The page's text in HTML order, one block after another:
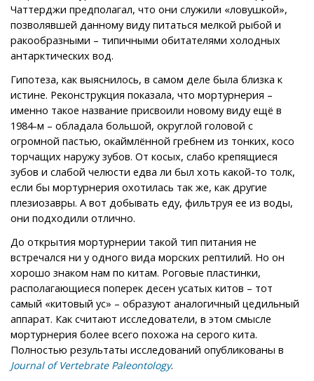
Чаттерджи предполагал, что они служили «ловушкой»,
позволявшей данному виду питаться мелкой рыбой и
ракообразными – типичными обитателями холодных
антарктических вод.
Гипотеза, как выяснилось, в самом деле была близка к
истине. Реконструкция показала, что мортурнерия –
именно такое название присвоили новому виду ещё в
1984-м – обладала большой, округлой головой с
огромной пастью, окаймлённой гребнем из тонких, косо
торчащих наружу зубов. От косых, слабо крепящиеся
зубов и слабой челюсти едва ли был хоть какой-то толк,
если бы мортурнерия охотилась так же, как другие
плезиозавры. А вот добывать еду, фильтруя ее из воды,
они подходили отлично.
До открытия мортурнерии такой тип питания не
встречался ни у одного вида морских рептилий. Но он
хорошо знаком нам по китам. Роговые пластинки,
располагающиеся поперек десен усатых китов – тот
самый «китовый ус» – образуют аналогичный цедильный
аппарат. Как считают исследователи, в этом смысле
мортурнерия более всего похожа на серого кита.
Полностью результаты исследований опубликованы в
Journal of Vertebrate Paleontology.